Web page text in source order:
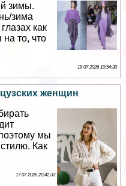
зимы.
зима
как
то, что
18 07 2026 10:54:30
женщин
мы
Как
17 07 2026 20:42:33